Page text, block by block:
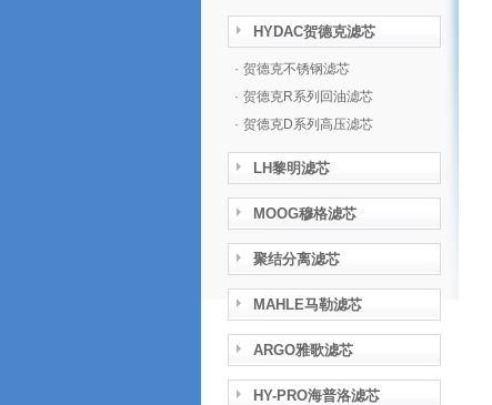
HYDAC贺德克滤芯
· 贺德克不锈钢滤芯
· 贺德克R系列回油滤芯
· 贺德克D系列高压滤芯
LH黎明滤芯
MOOG穆格滤芯
聚结分离滤芯
MAHLE马勒滤芯
ARGO雅歌滤芯
HY-PRO海普洛滤芯